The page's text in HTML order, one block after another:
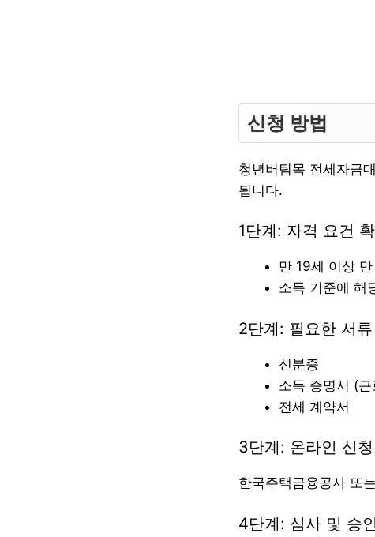
신청 방법
청년버팀목 전세자금
됩니다.
1단계: 자격 요건
만 19세 이상
소득 기준에 해
2단계: 필요한 서류
신분증
소득 증명서 (
전세 계약서
3단계: 온라인 신청
한국주택금융공사 또
4단계: 심사 및 승인